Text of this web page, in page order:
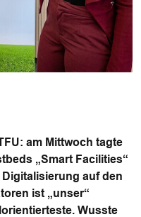
am Mittwoch tagte
„Smart Facilities“
auf den
ist „unser“
Wusste